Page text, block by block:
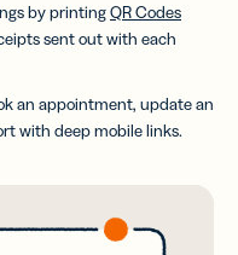
by printingQR Codes
sent out with each
an appointment, update an
with deep mobile links.